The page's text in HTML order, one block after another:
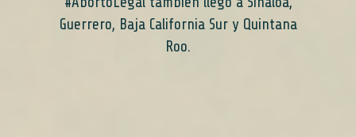
Guerrero, Baja California Sur y Quintana
Roo.